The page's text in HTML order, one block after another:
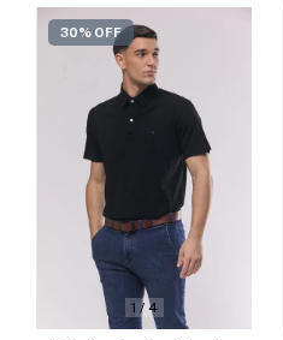
1 / 4
30% OFF